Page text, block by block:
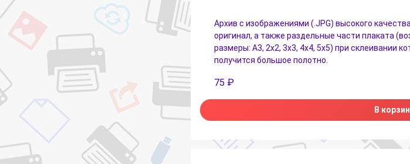
Архив с изображениями (.JPG) высокого
оригинал, а также раздельные части плаката
размеры: А3, 2х2, 3х3, 4х4, 5х5) при склеивании
получится большое полотно.
75 ₽
В